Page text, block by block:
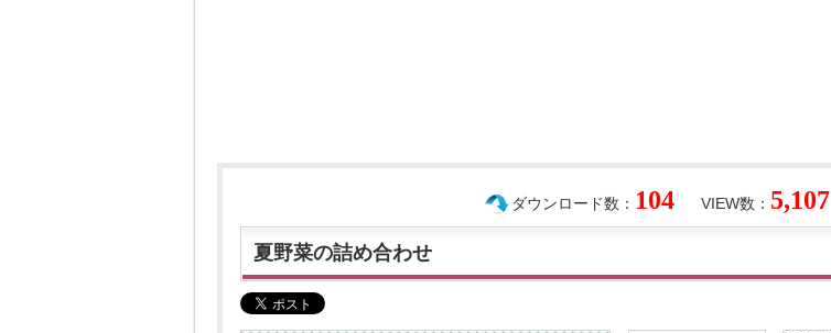
VIEW数： 5,107
ダウンロード数： 104
夏野菜の詰め合わせ